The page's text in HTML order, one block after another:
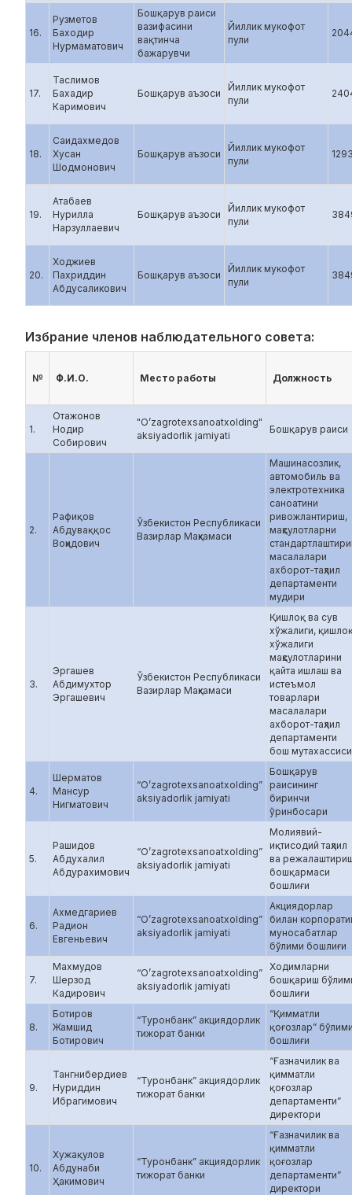
16.
Рузметов
Баходир
Нурмаматович
Бошқарув раиси
вазифасини
вақтинча
бажарувчи
Йиллик мукофот
пули
17.
Таслимов
Бахадир
Каримович
Бошқарув аъзоси
Йиллик мукофот
пули
18.
Саидахмедов
Хусан
Шодмонович
Бошқарув аъзоси
Йиллик мукофот
пули
19.
Атабаев
Нурилла
Нарзуллаевич
Бошқарув аъзоси
Йиллик мукофот
пули
20.
Ходжиев
Пахриддин
Абдусаликович
Бошқарув аъзоси
Йиллик мукофот
пули
Избрание членов наблюдательного совета:
№ Ф.И.О. Место работы Должность
1.
Отажонов
Нодир
Собирович
"O’zagrotexsanoatxolding"
aksiyadorlik jamiyati
Бошқарув раиси
2.
Рафиқов
Абдуваққос
Воҳидович
Ўзбекистон Республикаси
Вазирлар Маҳкамаси
Машинасозлик,
автомобиль ва
электротехника
саноатини
ривожлантириш,
маҳсулотларни
масалалари
ахборот-таҳлил
департаменти
мудири
3.
Эргашев
Абдимухтор
Эргашевич
Ўзбекистон Республикаси
Вазирлар Маҳкамаси
Қишлоқ ва сув
хўжалиги,
хўжалиги
маҳсулотларини
қайта ишлаш ва
истеъмол
товарлари
масалалари
ахборот-таҳлил
департаменти
бош мутахассиси
4.
Шерматов
Мансур
Нигматович
“O’zagrotexsanoatxolding”
aksiyadorlik jamiyati
Бошқарув
раисининг
биринчи
ўринбосари
5.
Рашидов
Абдухалил
Абдурахимович
“O’zagrotexsanoatxolding”
aksiyadorlik jamiyati
Молиявий-
иқтисодий таҳлил
ва
бошқармаси
бошлиғи
6.
Ахмедгариев
Радион
Евгеньевич
“O’zagrotexsanoatxolding”
aksiyadorlik jamiyati
Акциядорлар
билан
муносабатлар
бўлими бошлиғи
7.
Махмудов
Шерзод
Кадирович
“O’zagrotexsanoatxolding”
aksiyadorlik jamiyati
Ходимларни
бошқариш
бошлиғи
8.
Ботиров
Жамшид
Ботирович
“Туронбанк” акциядорлик
тижорат банки
“Қимматли
қоғозлар”
бошлиғи
9.
Тангнибердиев
Нуриддин
Ибрагимович
“Туронбанк” акциядорлик
тижорат банки
“Ғазначилик ва
қимматли
қоғозлар
департаменти”
директори
10.
Хужақулов
Абдунаби
Ҳакимович
“Туронбанк” акциядорлик
тижорат банки
“Ғазначилик ва
қимматли
қоғозлар
департаменти”
директори